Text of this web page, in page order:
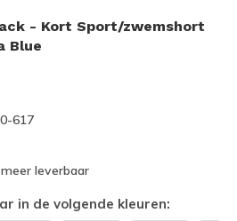
- Kort Sport/zwemshort
Blue
617
leverbaar
in de volgende kleuren: